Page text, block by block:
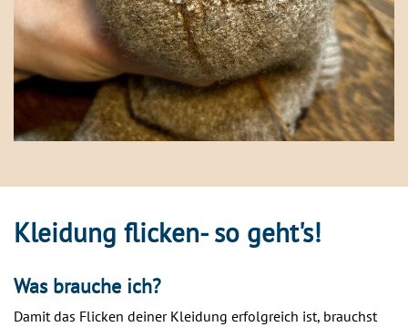
Kleidung flicken- so geht's!
Was brauche ich?
Damit das Flicken deiner Kleidung erfolgreich ist, brauchst